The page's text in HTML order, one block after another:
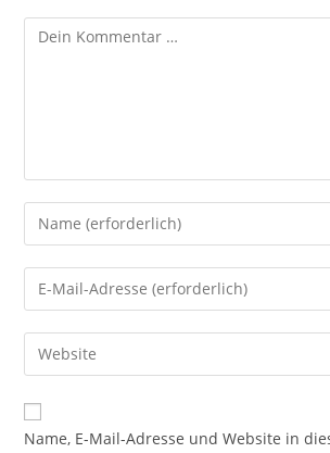
Name, E-Mail-Adresse und Website in